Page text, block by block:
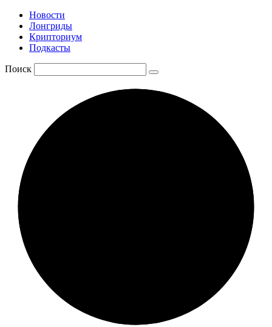
Новости
Лонгриды
Крипториум
Подкасты
Поиск